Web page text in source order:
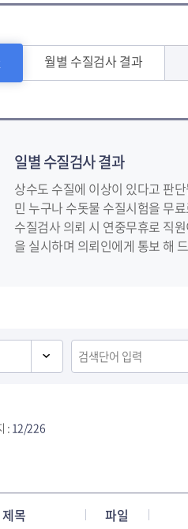
월별 수질검사 결과
일별 수질검사 결과
상수도 수질에 이상이 있다고 판
민 누구나 수돗물 수질시험을 무
수질검사 의뢰 시 연중무휴로 직
을 실시하며 의뢰인에게 통보 해
:12/226
제목 파일